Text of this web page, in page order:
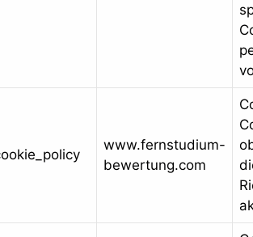
www.fernstudium-
bewertung.com